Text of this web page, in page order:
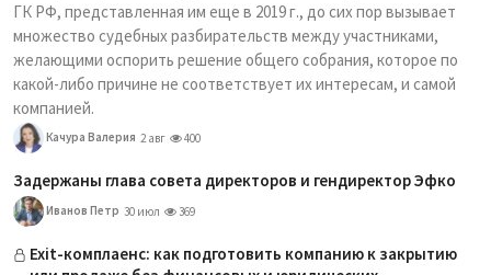
ГК РФ, представленная им еще в 2019 г., до сих пор вызывает
множество судебных разбирательств между участниками,
желающими оспорить решение общего собрания, которое по
какой-либо причине не соответствует их интересам, и самой
компанией.
Качура Валерия 2 авг 400
Задержаны глава совета директоров и гендиректор Эфко
Иванов Петр 30 июл 369
Exit-комплаенс: как подготовить компанию к закрытию